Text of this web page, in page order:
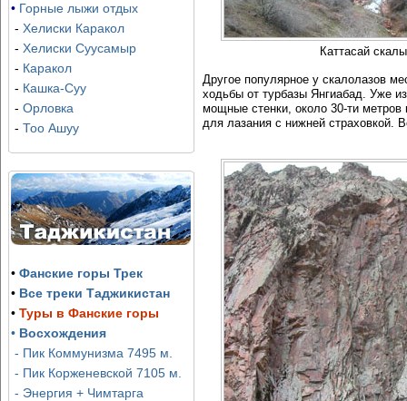
• Горные лыжи отдых
- Хелиски Каракол
- Хелиски Суусамыр
- Каракол
- Кашка-Суу
- Орловка
- Тоо Ашуу
• Фанские горы Трек
• Все треки Таджикистан
• Туры в Фанские горы
• Восхождения
- Пик Коммунизма 7495 м.
- Пик Корженевской 7105 м.
- Энергия + Чимтарга
Каттасай
Другое популярное у скалолазов
ходьбы от турбазы Янгиабад. Уже
мощные стенки, около 30-ти
для лазания с нижней страховкой.